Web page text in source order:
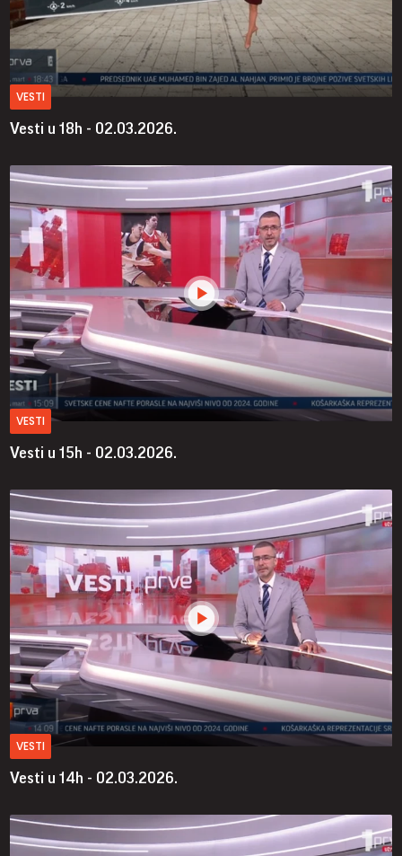
VESTI
Vesti u 18h - 02.03.2026.
VESTI
Vesti u 15h - 02.03.2026.
VESTI
Vesti u 14h - 02.03.2026.